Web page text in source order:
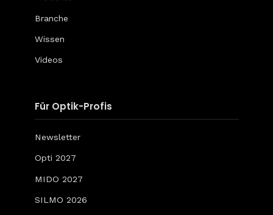
Branche
Wissen
Videos
Für Optik-Profis
Newsletter
Opti 2027
MIDO 2027
SILMO 2026